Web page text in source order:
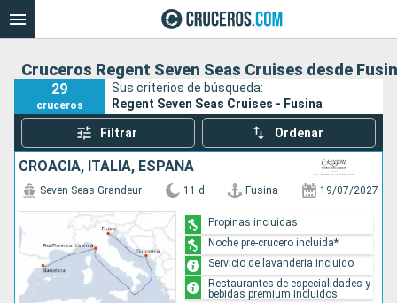
Cruceros Regent Seven Seas Cruises desde
29
cruceros
Sus criterios de búsqueda:
Regent Seven Seas Cruises - Fusina
Filtrar Ordenar
CROACIA, ITALIA, ESPAÑA
Seven Seas Grandeur 11 d Fusina 19/07/2027
Propinas incluidas
Noche pre-crucero incluida*
Servicio de lavanderia incluido
Restaurantes de especialidades y
bebidas premium incluidos